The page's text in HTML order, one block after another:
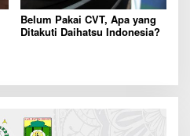
Belum Pakai CVT, Apa yang
Ditakuti Daihatsu Indonesia?